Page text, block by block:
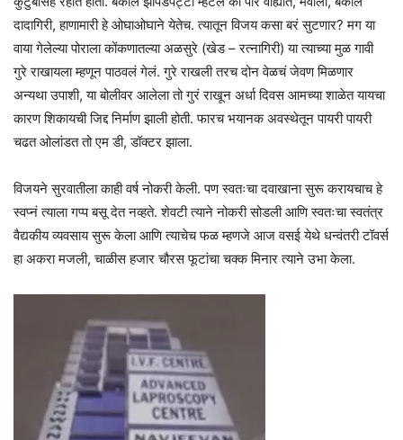
दादागिरी, हाणामारी हे ओघाओघाने येतेच. त्यातून विजय कसा बरं सुटणार? मग या
वाया गेलेल्या पोराला कोंकणातल्या अळसुरे (खेड – रत्नागिरी) या त्याच्या मुळ गावी
गुरे राखायला म्हणून पाठवलं गेलं. गुरे राखली तरच दोन वेळचं जेवण मिळणार
अन्यथा उपाशी, या बोलीवर आलेला तो गुरं राखून अर्धा दिवस आमच्या शाळेत यायचा
कारण शिकायची जिद्द निर्माण झाली होती. फारच भयानक अवस्थेतून पायरी पायरी
चढत ओलांडत तो एम डी, डॉक्टर झाला.
विजयने सुरवातीला काही वर्ष नोकरी केली. पण स्वतःचा दवाखाना सुरू करायचाच हे
स्वप्नं त्याला गप्प बसू देत नव्हते. शेवटी त्याने नोकरी सोडली आणि स्वतःचा स्वतंत्र
वैद्यकीय व्यवसाय सुरू केला आणि त्याचेच फळ म्हणजे आज वसई येथे धन्वंतरी टॉवर्स
हा अकरा मजली, चाळीस हजार चौरस फूटांचा चक्क मिनार त्याने उभा केला.